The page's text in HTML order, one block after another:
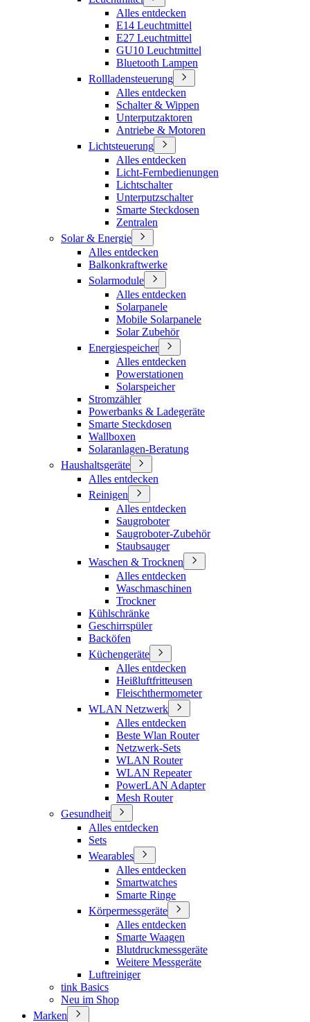
Alles entdecken
E14 Leuchtmittel
E27 Leuchtmittel
GU10 Leuchtmittel
Bluetooth Lampen
Rollladensteuerung
Alles entdecken
Schalter & Wippen
Unterputzaktoren
Antriebe & Motoren
Lichtsteuerung
Alles entdecken
Licht-Fernbedienungen
Lichtschalter
Unterputzschalter
Smarte Steckdosen
Zentralen
Solar & Energie
Alles entdecken
Balkonkraftwerke
Solarmodule
Alles entdecken
Solarpanele
Mobile Solarpanele
Solar Zubehör
Energiespeicher
Alles entdecken
Powerstationen
Solarspeicher
Stromzähler
Powerbanks & Ladegeräte
Smarte Steckdosen
Wallboxen
Solaranlagen-Beratung
Haushaltsgeräte
Alles entdecken
Reinigen
Alles entdecken
Saugroboter
Saugroboter-Zubehör
Staubsauger
Waschen & Trocknen
Alles entdecken
Waschmaschinen
Trockner
Kühlschränke
Geschirrspüler
Backöfen
Küchengeräte
Alles entdecken
Heißluftfritteusen
Fleischthermometer
WLAN Netzwerk
Alles entdecken
Beste Wlan Router
Netzwerk-Sets
WLAN Router
WLAN Repeater
PowerLAN Adapter
Mesh Router
Gesundheit
Alles entdecken
Sets
Wearables
Alles entdecken
Smartwatches
Smarte Ringe
Körpermessgeräte
Alles entdecken
Smarte Waagen
Blutdruckmessgeräte
Weitere Messgeräte
Luftreiniger
tink Basics
Neu im Shop
Marken